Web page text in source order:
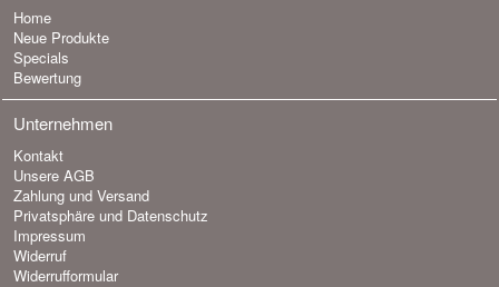
Home
Neue Produkte
Specials
Bewertung
Unternehmen
Kontakt
Unsere AGB
Zahlung und Versand
Privatsphäre und Datenschutz
Impressum
Widerruf
Widerrufformular